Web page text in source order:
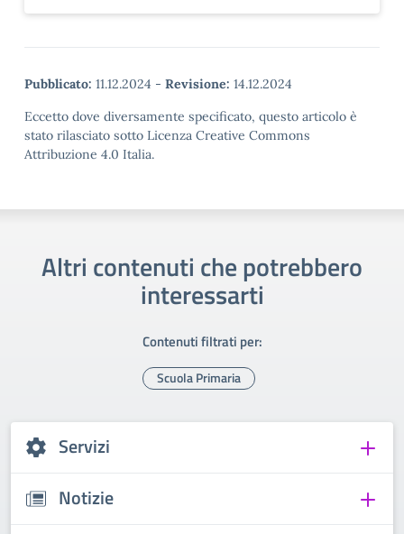
Pubblicato: 11.12.2024 - Revisione: 14.12.2024
Eccetto dove diversamente specificato, questo articolo è
stato rilasciato sotto Licenza Creative Commons
Attribuzione 4.0 Italia.
Altri contenuti che potrebbero
interessarti
Contenuti filtrati per:
Scuola Primaria
Servizi
Notizie